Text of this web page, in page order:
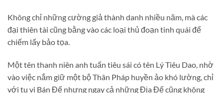
Không chỉ những cường giả thành danh nhiều năm, mà các
đại thiên tài cũng bằng vào các loại thủ đoạn tinh quái để
chiếm lấy bảo tọa.
Một tên thanh niên anh tuấn tiêu sái có tên Lý Tiêu Dao, nhờ
vào việc nắm giữ một bộ Thân Pháp huyền ảo khó lường, chỉ
với tu vi Bán Đế nhưng ngay cả những Địa Đế cũng không